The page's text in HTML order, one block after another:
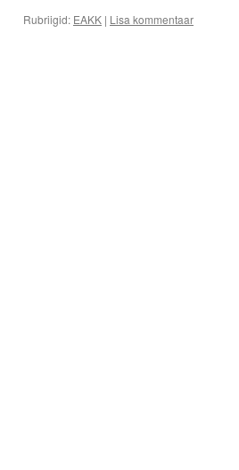
Rubriigid: EAKK | Lisa kommentaar